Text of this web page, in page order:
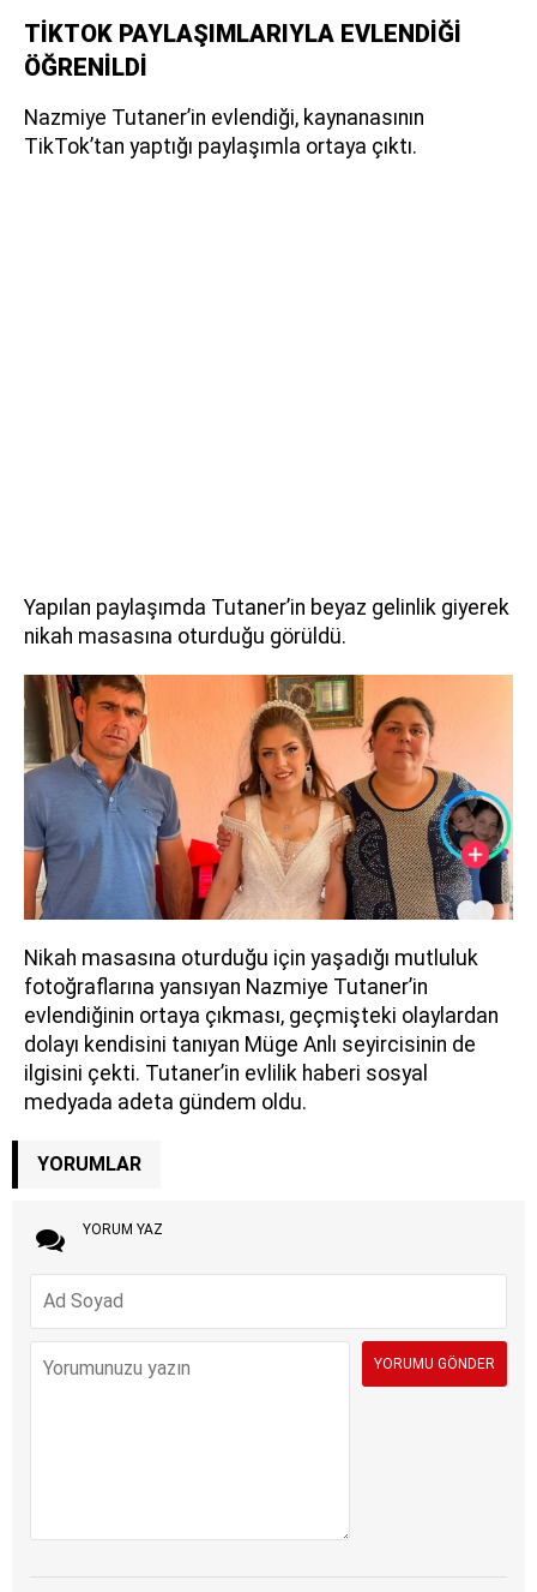
TİKTOK PAYLAŞIMLARIYLA EVLENDİĞİ
ÖĞRENİLDİ
Nazmiye Tutaner’in evlendiği, kaynanasının
TikTok’tan yaptığı paylaşımla ortaya çıktı.
Yapılan paylaşımda Tutaner’in beyaz gelinlik giyerek
nikah masasına oturduğu görüldü.
Nikah masasına oturduğu için yaşadığı mutluluk
fotoğraflarına yansıyan Nazmiye Tutaner’in
evlendiğinin ortaya çıkması, geçmişteki olaylardan
dolayı kendisini tanıyan Müge Anlı seyircisinin de
ilgisini çekti. Tutaner’in evlilik haberi sosyal
medyada adeta gündem oldu.
YORUMLAR
YORUM YAZ